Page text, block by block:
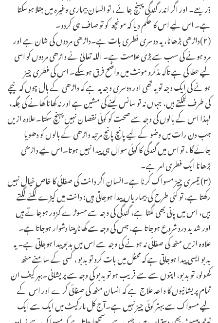
ذریعے۔ اور اگر اندر گندگی پہنچ جائے ، تو انسان بیماری وغیرہ میں مبتلا ہوسکتا
ہے۔ اس لیے اس کا حکم دیا کہ مونچھ کو تو صاف ہی کردو۔
(۲)داڑھی بڑھانا، یہ دوسری فطری بات ہے۔داڑھی مردوں کی شان ہے اور
مرد ہونے کی سب سے بڑی علامت ہے۔ اللہ تعالیٰ نے داڑھی مردوں کو اسی
لیے عطا کی ہے تاکہ مذکرو مونث میں واضح فرق ہوسکے۔ اس کی فطری چیز
ہونے کی ایک وجہ تو یہ تھی اور دوسری وجہ یہ ہے کہ داڑھی کے بال چوں کہ نیچے
کی طرف لٹکتے ہیں، جہاں نہ تو سانس لینے کی مشین ہے اور نہ کھانا کھانے کی جگہ،
لہذا اس کے بالوں کی وجہ سے صحت کو کوئی نقصان نہیں پہنچ سکتا۔ علاوہ ازیں
جب دن رات میں وضو کے لیے پانچ پانچ مرتبہ داڑھی کے بالوں کو دھویا
جائے گا ، تو اس میں گندگی کا کوئی سوال ہی پیدا نہیں ہوتا۔اس لیے داڑھی
بڑھانا ایک فطری امر ہے۔
(۳) تیسری چیز مسواک کرنا ہے۔انسان اگر دانت کی صفائی کا خاص خیال نہیں
رکھتا ہے، تو کئی طرح کی بیماریاں پیدا ہوجاتی ہیں: دانت میں کیڑے لگنے لگتے
ہیں، اس میں پانی بھی لگتا ہے، گندگی کی وجہ سے مسوڑے کمزور ہوجاتے ہیں
اور شدید درد شروع ہوجاتا ہے، جس کی وجہ سے کھانا پینا دشوار ہوجاتا ہے۔
علاوہ ازیں منھ کی صفائی نہ ہونے کی وجہ سے اس میں بدبو پیدا ہوجاتی ہے۔ یہ
بدبو ایسی پیدا ہوجاتی ہے کہ محفل میں بات کرو تو بدبو ، کسی کے سامنے منھ
کھولو، تو بدبو، اپنوں سے سے قریب ہو تو بدبو کی وجہ سے پریشانی۔بہر کیف ان
تمام پریشانیوں کا واحد علاج ہے کہ انسان منھ کی صفائی کرے اور اس کے
لیے مسواک سے بہتر کوئی چیز نہیں ہے۔آج کل مارکیٹ میں ایک سے ایک